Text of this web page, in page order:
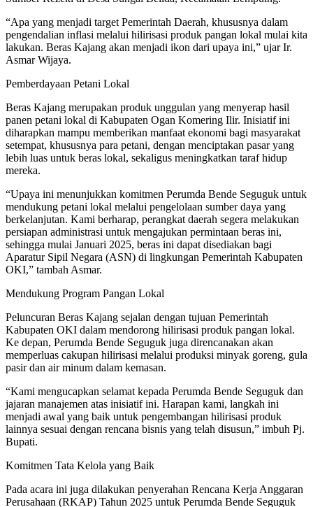
“Apa yang menjadi target Pemerintah Daerah, khususnya dalam
pengendalian inflasi melalui hilirisasi produk pangan lokal mulai kita
lakukan. Beras Kajang akan menjadi ikon dari upaya ini,” ujar Ir.
Asmar Wijaya.
Pemberdayaan Petani Lokal
Beras Kajang merupakan produk unggulan yang menyerap hasil
panen petani lokal di Kabupaten Ogan Komering Ilir. Inisiatif ini
diharapkan mampu memberikan manfaat ekonomi bagi masyarakat
setempat, khususnya para petani, dengan menciptakan pasar yang
lebih luas untuk beras lokal, sekaligus meningkatkan taraf hidup
mereka.
“Upaya ini menunjukkan komitmen Perumda Bende Seguguk untuk
mendukung petani lokal melalui pengelolaan sumber daya yang
berkelanjutan. Kami berharap, perangkat daerah segera melakukan
persiapan administrasi untuk mengajukan permintaan beras ini,
sehingga mulai Januari 2025, beras ini dapat disediakan bagi
Aparatur Sipil Negara (ASN) di lingkungan Pemerintah Kabupaten
OKI,” tambah Asmar.
Mendukung Program Pangan Lokal
Peluncuran Beras Kajang sejalan dengan tujuan Pemerintah
Kabupaten OKI dalam mendorong hilirisasi produk pangan lokal.
Ke depan, Perumda Bende Seguguk juga direncanakan akan
memperluas cakupan hilirisasi melalui produksi minyak goreng, gula
pasir dan air minum dalam kemasan.
“Kami mengucapkan selamat kepada Perumda Bende Seguguk dan
jajaran manajemen atas inisiatif ini. Harapan kami, langkah ini
menjadi awal yang baik untuk pengembangan hilirisasi produk
lainnya sesuai dengan rencana bisnis yang telah disusun,” imbuh Pj.
Bupati.
Komitmen Tata Kelola yang Baik
Pada acara ini juga dilakukan penyerahan Rencana Kerja Anggaran
Perusahaan (RKAP) Tahun 2025 untuk Perumda Bende Seguguk